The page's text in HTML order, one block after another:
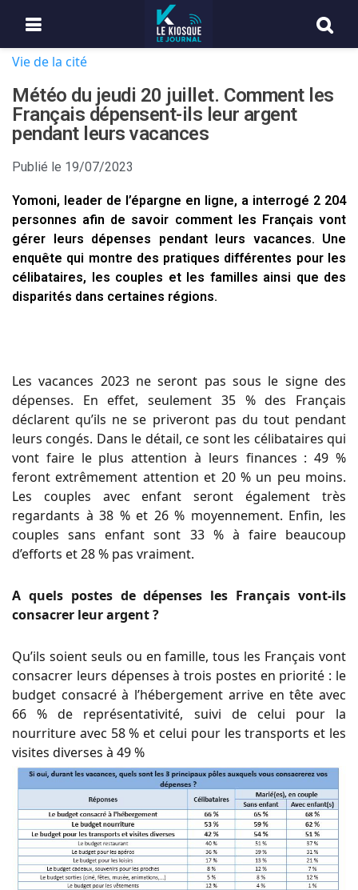
Vie de la cité
Météo du jeudi 20 juillet. Comment les
Français dépensent-ils leur argent
pendant leurs vacances
Publié le 19/07/2023
Yomoni, leader de l’épargne en ligne, a interrogé 2 204
personnes afin de savoir comment les Français vont
gérer leurs dépenses pendant leurs vacances. Une
enquête qui montre des pratiques différentes pour les
célibataires, les couples et les familles ainsi que des
disparités dans certaines régions.
Les vacances 2023 ne seront pas sous le signe des
dépenses. En effet, seulement 35 % des Français
déclarent qu’ils ne se priveront pas du tout pendant
leurs congés. Dans le détail, ce sont les célibataires qui
vont faire le plus attention à leurs finances : 49 %
feront extrêmement attention et 20 % un peu moins.
Les couples avec enfant seront également très
regardants à 38 % et 26 % moyennement. Enfin, les
couples sans enfant sont 33 % à faire beaucoup
d’efforts et 28 % pas vraiment.
A quels postes de dépenses les Français vont-ils
consacrer leur argent ?
Qu’ils soient seuls ou en famille, tous les Français vont
consacrer leurs dépenses à trois postes en priorité : le
budget consacré à l’hébergement arrive en tête avec
66 % de représentativité, suivi de celui pour la
nourriture avec 58 % et celui pour les transports et les
visites diverses à 49 %